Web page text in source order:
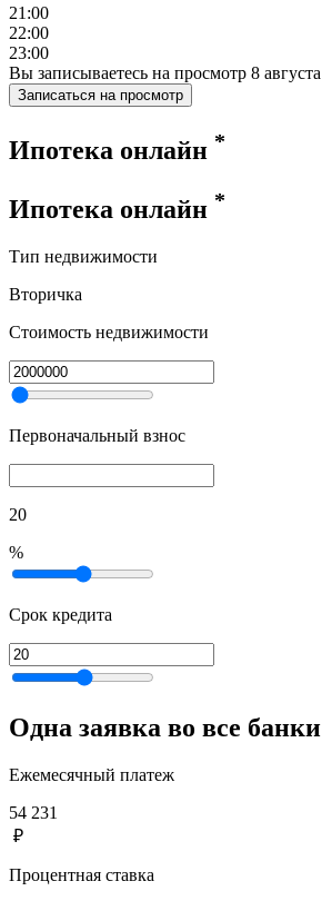
21:00
22:00
23:00
Вы записываетесь на просмотр 8 августа
Записаться на просмотр
Ипотека онлайн *
Ипотека онлайн *
Тип недвижимости
Вторичка
Стоимость недвижимости
Первоначальный взнос
20
%
Срок кредита
Одна заявка во все банки
Ежемесячный платеж
54 231
₽
Процентная ставка